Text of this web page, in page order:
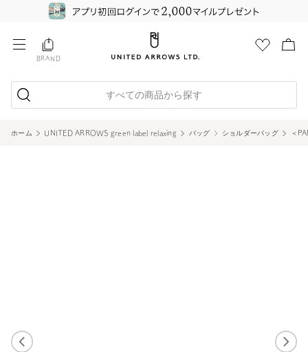
BRAND
すべての商品から探す
ホーム UNITED ARROWS green label relaxing バッグ ショルダーバッグ ＜